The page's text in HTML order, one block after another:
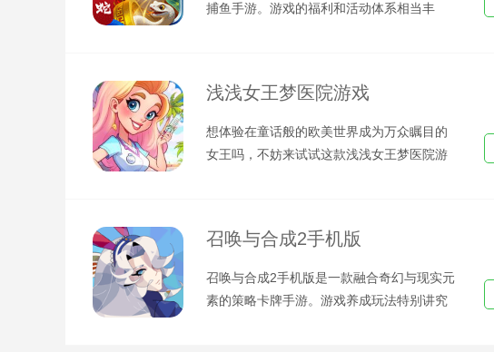
捕鱼手游。游戏的福利和活动体系相当丰
浅浅女王梦医院游戏
想体验在童话般的欧美世界成为万众瞩目的
女王吗，不妨来试试这款浅浅女王梦医院游
召唤与合成2手机版
召唤与合成2手机版是一款融合奇幻与现实元
素的策略卡牌手游。游戏养成玩法特别讲究